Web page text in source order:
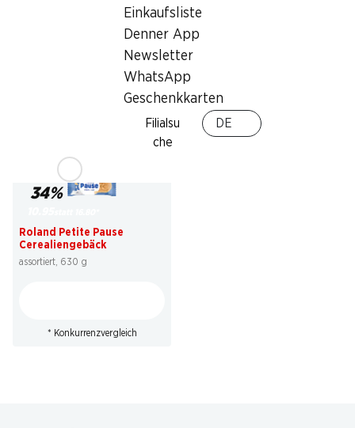
Einkaufsliste
Denner App
Newsletter
WhatsApp
Geschenkkarten
Filialsu
che
DE
* Nicht mit anderen Gutscheinen,
Bons und Sonderrabatten
34%
Roland Petite Pause
Cerealiengebäck
assortiert, 630 g
* Konkurrenzvergleich